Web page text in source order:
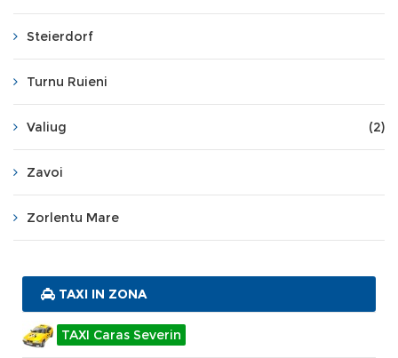
Steierdorf
Turnu Ruieni
Valiug (2)
Zavoi
Zorlentu Mare
TAXI IN ZONA
TAXI Caras Severin